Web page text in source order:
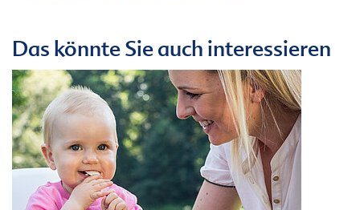
Das könnte Sie auch interessieren